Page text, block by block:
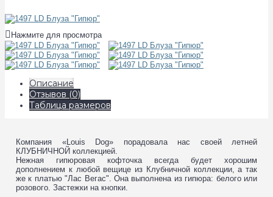
Нажмите для просмотра
Описание
Отзывов (0)
Таблица размеров
Компания «Louis Dog» порадовала нас своей летней
КЛУБНИЧНОЙ коллекцией.
Нежная гипюровая кофточка всегда будет хорошим
дополнением к любой вещице из Клубничной коллекции, а так
же к платью "Лас Вегас". Она выполнена из гипюра: белого или
розового. Застежки на кнопки.